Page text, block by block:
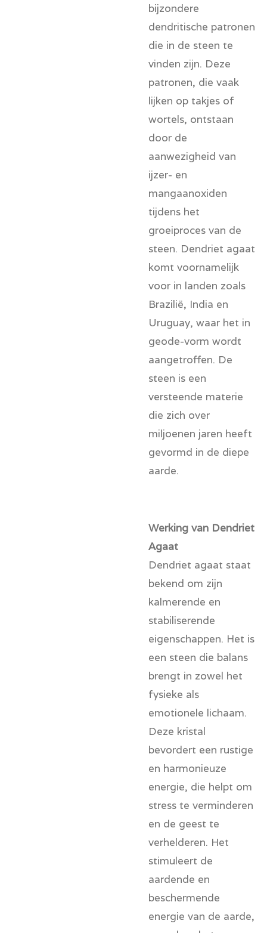
bijzondere
dendritische patronen
die in de steen te
vinden zijn. Deze
patronen, die vaak
lijken op takjes of
wortels, ontstaan
door de
aanwezigheid van
ijzer- en
mangaanoxiden
tijdens het
groeiproces van de
steen. Dendriet agaat
komt voornamelijk
voor in landen zoals
Brazilië, India en
Uruguay, waar het in
geode-vorm wordt
aangetroffen. De
steen is een
versteende materie
die zich over
miljoenen jaren heeft
gevormd in de diepe
aarde.
Werking van Dendriet
Agaat
Dendriet agaat staat
bekend om zijn
kalmerende en
stabiliserende
eigenschappen. Het is
een steen die balans
brengt in zowel het
fysieke als
emotionele lichaam.
Deze kristal
bevordert een rustige
en harmonieuze
energie, die helpt om
stress te verminderen
en de geest te
verhelderen. Het
stimuleert de
aardende en
beschermende
energie van de aarde,